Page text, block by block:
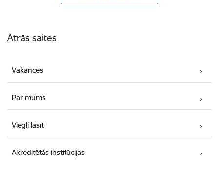
Ātrās saites
Vakances
Par mums
Viegli lasīt
Akreditētās institūcijas